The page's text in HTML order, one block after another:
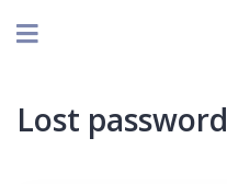
Lost password